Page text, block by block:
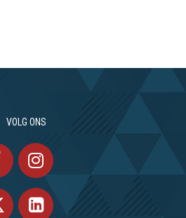
VOLG ONS